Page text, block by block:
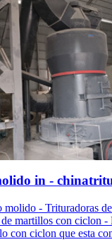
in -
molido - Trituradoras
martillos con ciclon -
con ciclon que esta